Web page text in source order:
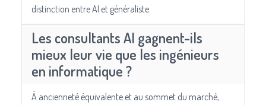
distinction entre AI et généraliste.
Les consultants AI gagnent-ils
mieux leur vie que les ingénieurs
en informatique ?
À ancienneté équivalente et au sommet du marché,